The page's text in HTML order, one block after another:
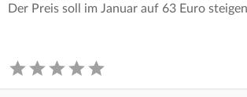
Der Preis soll im Januar auf 63 Euro